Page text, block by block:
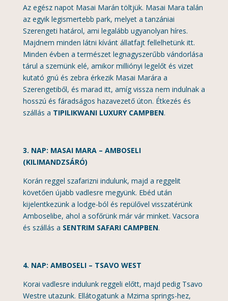
Az egész napot Masai Marán töltjük. Masai Mara talán
az egyik legismertebb park, melyet a tanzániai
Szerengeti határol, ami legalább ugyanolyan híres.
Majdnem minden látni kívánt állatfajt fellelhetünk itt.
Minden évben a természet legnagyszerűbb vándorlása
tárul a szemünk elé, amikor milliónyi legelőt és vizet
kutató gnú és zebra érkezik Masai Marára a
Szerengetiből, és marad itt, amíg vissza nem indulnak a
hosszú és fáradságos hazavezető úton. Étkezés és
szállás a TIPILIKWANI LUXURY CAMPBEN.
3. NAP: MASAI MARA – AMBOSELI
(KILIMANDZSÁRÓ)
Korán reggel szafarizni indulunk, majd a reggelit
követően újabb vadlesre megyünk. Ebéd után
kijelentkezünk a lodge-ból és repülővel visszatérünk
Amboselibe, ahol a sofőrünk már vár minket. Vacsora
és szállás a SENTRIM SAFARI CAMPBEN.
4. NAP: AMBOSELI – TSAVO WEST
Korai vadlesre indulunk reggeli előtt, majd pedig Tsavo
Westre utazunk. Ellátogatunk a Mzima springs-hez,